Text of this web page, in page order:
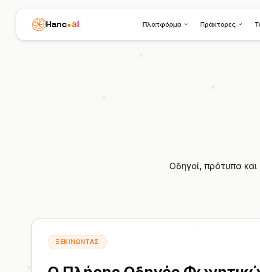
Hanc ai Πλατφόρμα Πράκτορες
Οδηγοί, πρότυπα
ΞΕΚΙΝΏΝΤΑΣ